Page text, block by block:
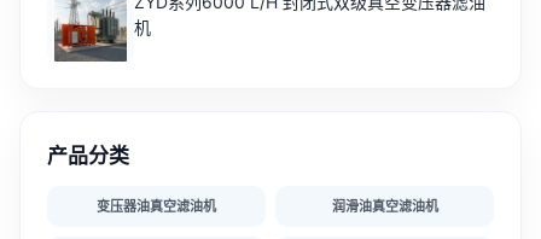
机
产品分类
变压器油真空滤油机 润滑油真空滤油机